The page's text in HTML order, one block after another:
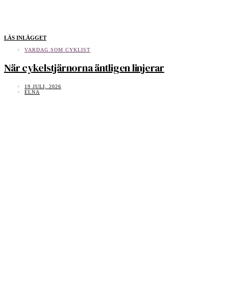
LÄS INLÄGGET
VARDAG SOM CYKLIST
När cykelstjärnorna äntligen linjerar
19 JULI, 2026
ELNA